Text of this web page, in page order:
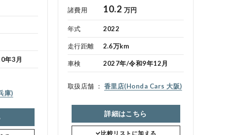
年3月
庫)
諸費用 10.2 万円
年式 2022
走行距離 2.6万km
車検 2027年/令和9年12月
取扱店舗 香里店(Honda Cars 大阪)
詳細はこちら
比較リストに加える